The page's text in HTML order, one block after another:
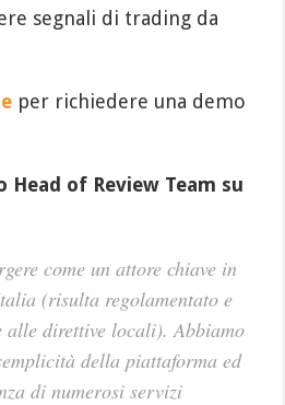
segnali di trading da
per richiedere una demo
Head of Review Team su
come un attore chiave in
(risulta regolamentato e
alle direttive locali). Abbiamo
della piattaforma ed
di numerosi servizi